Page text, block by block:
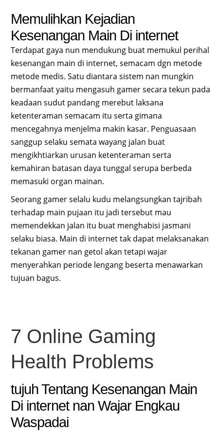
Memulihkan Kejadian
Kesenangan Main Di internet
Terdapat gaya nun mendukung buat memukul perihal
kesenangan main di internet, semacam dgn metode
metode medis. Satu diantara sistem nan mungkin
bermanfaat yaitu mengasuh gamer secara tekun pada
keadaan sudut pandang merebut laksana
ketenteraman semacam itu serta gimana
mencegahnya menjelma makin kasar. Penguasaan
sanggup selaku semata wayang jalan buat
mengikhtiarkan urusan ketenteraman serta
kemahiran batasan daya tunggal serupa berbeda
memasuki organ mainan.
Seorang gamer selalu kudu melangsungkan tajribah
terhadap main pujaan itu jadi tersebut mau
memendekkan jalan itu buat menghabisi jasmani
selaku biasa. Main di internet tak dapat melaksanakan
tekanan gamer nan getol akan tetapi wajar
menyerahkan periode lengang beserta menawarkan
tujuan bagus.
7 Online Gaming
Health Problems
tujuh Tentang Kesenangan Main
Di internet nan Wajar Engkau
Waspadai